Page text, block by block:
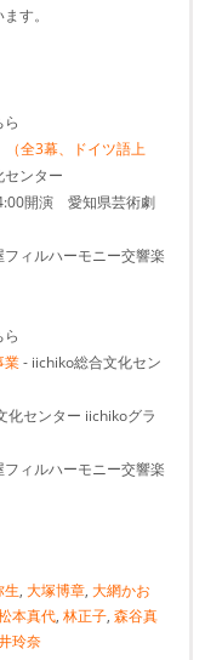
す。
（全3幕、ドイツ語上
ンター
開演 愛知県芸術劇
ィルハーモニー交響楽
業- iichiko総合文化セン
センター iichikoグラ
ィルハーモニー交響楽
生, 大塚博章, 大網かお
本真代, 林正子, 森谷真
玲奈